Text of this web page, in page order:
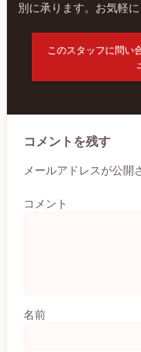
別に承ります。お気軽
このスタッフに問い
コメントを残す
メールアドレスが公開
コメント
名前